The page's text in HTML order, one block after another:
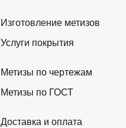
Изготовление метизов
Услуги покрытия
Метизы по чертежам
Метизы по ГОСТ
Доставка и оплата